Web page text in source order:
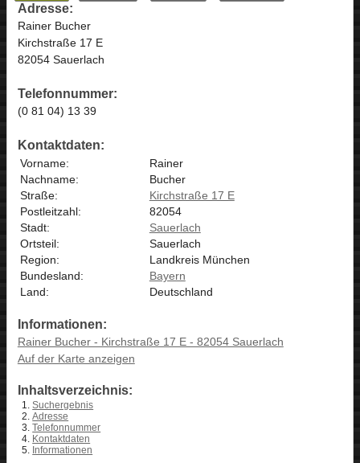
Adresse:
Rainer Bucher
Kirchstraße 17 E
82054 Sauerlach
Telefonnummer:
(0 81 04) 13 39
Kontaktdaten:
Vorname:
Rainer
Nachname:
Bucher
Straße:
Kirchstraße 17 E
Postleitzahl:
82054
Stadt:
Sauerlach
Ortsteil:
Sauerlach
Region:
Landkreis München
Bundesland:
Bayern
Land:
Deutschland
Informationen:
Rainer Bucher - Kirchstraße 17 E - 82054 Sauerlach
Auf der Karte anzeigen
Inhaltsverzeichnis:
Suchergebnis
Adresse
Telefonnummer
Kontaktdaten
Informationen